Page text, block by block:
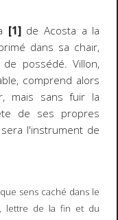
[1]de Acosta a la
dans sa chair,
possédé. Villon,
comprend alors
, mais sans fuir la
de ses propres
l'instrument de
sens caché dans le
lettre de la fin et du